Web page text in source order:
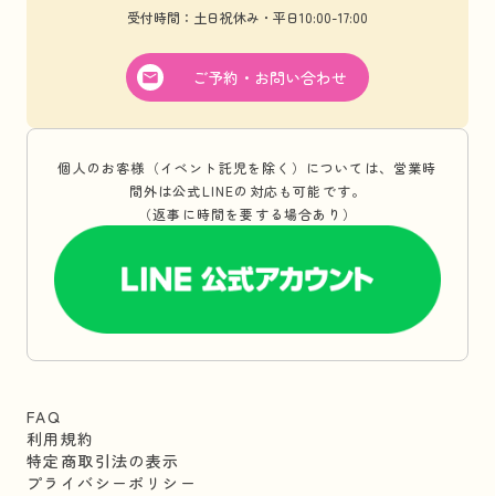
受付時間：土日祝休み・平日10:00-17:00
ご予約・お問い合わせ
個人のお客様（イベント託児を除く）については、営業時
間外は公式LINEの対応も可能です。
（返事に時間を要する場合あり）
FAQ
利用規約
特定商取引法の表示
プライバシーポリシー